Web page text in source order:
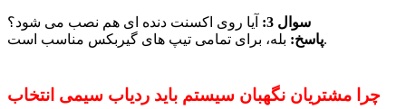
سوال 3:
آیا روی اکسنت دنده ای هم نصب می شود؟
پاسخ:بله، برای تمامی تیپ های گیربکس مناسب است.
چرا مشتریان نگهبان سیستم باید ردیاب سیمی انتخاب